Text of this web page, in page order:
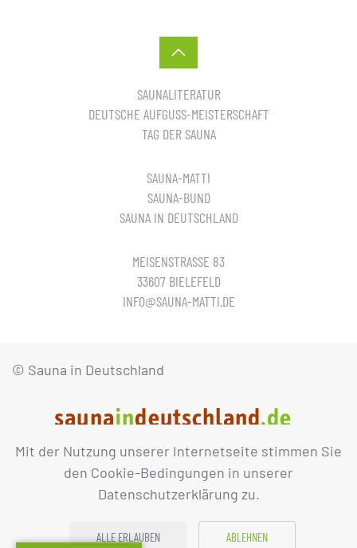
Mit der Nutzung unserer Internetseite stimmen Sie
den Cookie-Bedingungen in unserer
Datenschutzerklärung zu.
ALLE ERLAUBEN ABLEHNEN
SAUNALITERATUR
DEUTSCHE AUFGUSS-MEISTERSCHAFT
TAG DER SAUNA
SAUNA-MATTI
SAUNA-BUND
SAUNA IN DEUTSCHLAND
MEISENSTRASSE 83
33607 BIELEFELD
INFO@SAUNA-MATTI.DE
© Sauna in Deutschland
IMPRESSUM DATENSCHUTZ